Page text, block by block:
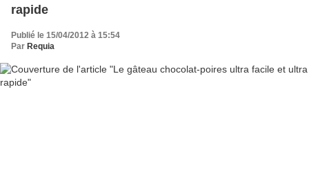
rapide
Publié le 15/04/2012 à 15:54
Par Requia